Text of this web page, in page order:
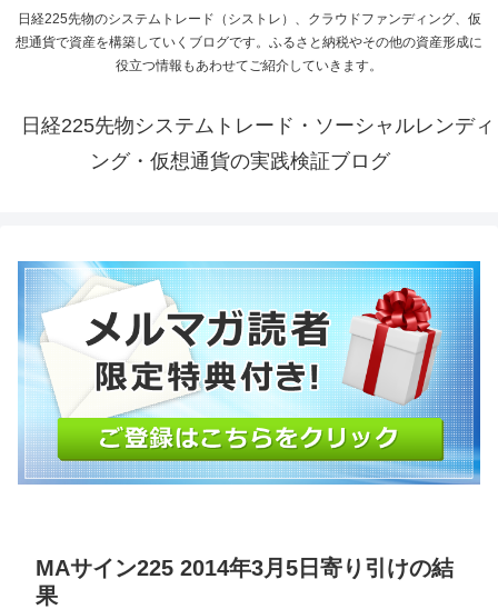
日経225先物のシステムトレード（シストレ）、クラウドファンディング、仮
想通貨で資産を構築していくブログです。ふるさと納税やその他の資産形成に
役立つ情報もあわせてご紹介していきます。
日経225先物システムトレード・ソーシャルレンディ
ング・仮想通貨の実践検証ブログ
MAサイン225 2014年3月5日寄り引けの結
果